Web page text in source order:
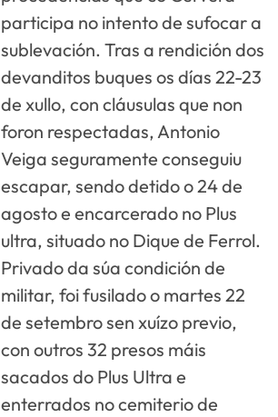
participa no intento de sufocar a
sublevación. Tras a rendición dos
devanditos buques os días 22-23
de xullo, con cláusulas que non
foron respectadas, Antonio
Veiga seguramente conseguiu
escapar, sendo detido o 24 de
agosto e encarcerado no Plus
ultra, situado no Dique de Ferrol.
Privado da súa condición de
militar, foi fusilado o martes 22
de setembro sen xuízo previo,
con outros 32 presos máis
sacados do Plus Ultra e
enterrados no cemiterio de